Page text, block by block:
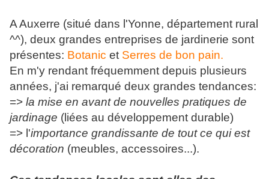
A Auxerre (situé dans l'Yonne, département rural
^^), deux grandes entreprises de jardinerie sont
présentes: Botanic et Serres de bon pain.
En m'y rendant fréquemment depuis plusieurs
années, j'ai remarqué deux grandes tendances:
=> la mise en avant de nouvelles pratiques de
jardinage (liées au développement durable)
=> l'importance grandissante de tout ce qui est
décoration (meubles, accessoires...).